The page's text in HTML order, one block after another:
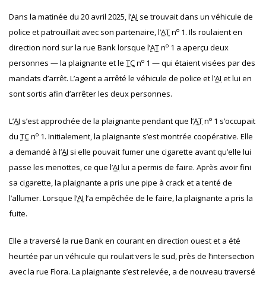
Dans la matinée du 20 avril 2025, l’AI se trouvait dans un véhicule de
police et patrouillait avec son partenaire, l’ATno 1. Ils roulaient en
direction nord sur la rue Bank lorsque l’ATno 1 a aperçu deux
personnes — la plaignante et le TCno 1 — qui étaient visées par des
mandats d’arrêt. L’agent a arrêté le véhicule de police et l’AI et lui en
sont sortis afin d’arrêter les deux personnes.
L’AI s’est approchée de la plaignante pendant que l’ATno 1 s’occupait
du TCno 1. Initialement, la plaignante s’est montrée coopérative. Elle
a demandé à l’AI si elle pouvait fumer une cigarette avant qu’elle lui
passe les menottes, ce que l’AI lui a permis de faire. Après avoir fini
sa cigarette, la plaignante a pris une pipe à crack et a tenté de
l’allumer. Lorsque l’AI l’a empêchée de le faire, la plaignante a pris la
fuite.
Elle a traversé la rue Bank en courant en direction ouest et a été
heurtée par un véhicule qui roulait vers le sud, près de l’intersection
avec la rue Flora. La plaignante s’est relevée, a de nouveau traversé